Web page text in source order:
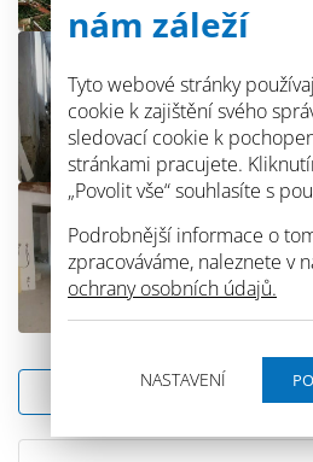
nám záleží
Tyto webové stránky
cookie k zajištění svého
sledovací cookie k
stránkami pracujete.
„Povolit vše“ souhlasíte s
Podrobnější informace o
zpracováváme, naleznete v
ochrany osobních údajů.
NASTAVENÍ
Zpět na seznam